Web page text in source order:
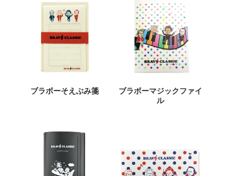
ブラボーそえぶみ箋
ブラボーマジックファイ
ル